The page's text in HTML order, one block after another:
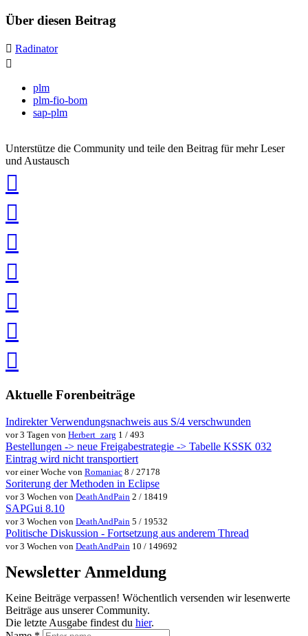
Über diesen Beitrag
Radinator
plm
plm-fio-bom
sap-plm
Unterstütze die Community und teile den Beitrag für mehr Leser
und Austausch
teilen
teilen
teilen
teilen
speichern
via
teilenteilen
Aktuelle Forenbeiträge
Indirekter Verwendungsnachweis aus S/4 verschwunden
vor 3 Tagen von Herbert_zarg 1 / 493
Bestellungen -> neue Freigabestrategie -> Tabelle KSSK 032
Eintrag wird nicht transportiert
vor einer Woche von Romaniac 8 / 27178
Soriterung der Methoden in Eclipse
vor 3 Wochen von DeathAndPain 2 / 18419
SAPGui 8.10
vor 3 Wochen von DeathAndPain 5 / 19532
Politische Diskussion - Fortsetzung aus anderem Thread
vor 3 Wochen von DeathAndPain 10 / 149692
Newsletter Anmeldung
Keine Beiträge verpassen! Wöchentlich versenden wir lesenwerte
Beiträge aus unserer Community.
Die letzte Ausgabe findest du hier.